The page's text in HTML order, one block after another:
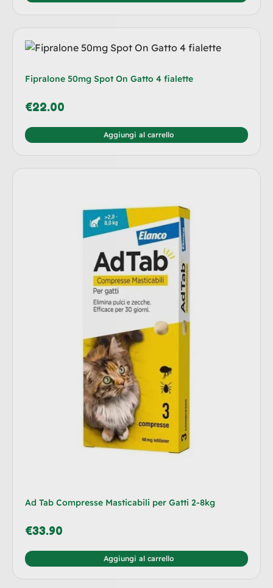
Fipralone 50mg Spot On Gatto 4 fialette
€22.00
Aggiungi al carrello
Ad Tab Compresse Masticabili per Gatti 2-8kg
€33.90
Aggiungi al carrello